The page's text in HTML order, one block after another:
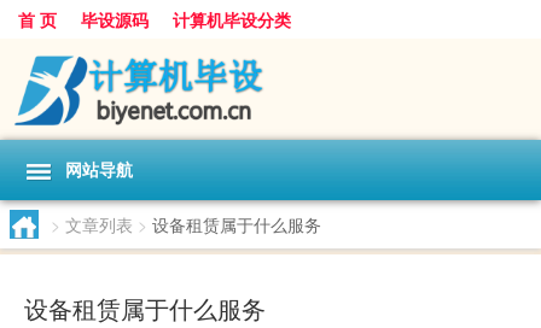
首 页 毕设源码 计算机毕设分类
网站导航
> 文章列表 > 设备租赁属于什么服务
设备租赁属于什么服务